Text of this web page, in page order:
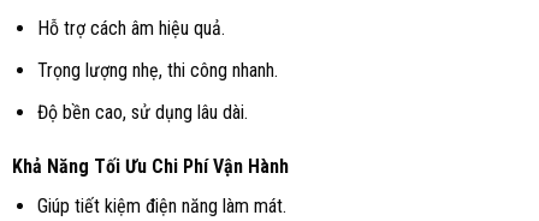
Hỗ trợ cách âm hiệu quả.
Trọng lượng nhẹ, thi công nhanh.
Độ bền cao, sử dụng lâu dài.
Khả Năng Tối Ưu Chi Phí Vận Hành
Giúp tiết kiệm điện năng làm mát.